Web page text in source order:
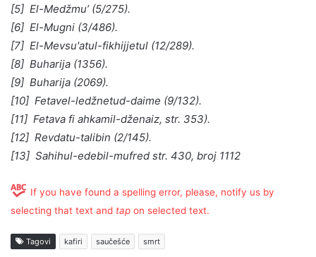
[5] El-Medžmu’ (5/275).
[6] El-Mugni (3/486).
[7] El-Mevsu'atul-fikhijjetul (12/289).
[8] Buharija (1356).
[9] Buharija (2069).
[10] Fetavel-ledžnetud-daime (9/132).
[11] Fetava fi ahkamil-dženaiz, str. 353).
[12] Revdatu-talibin (2/145).
[13] Sahihul-edebil-mufred str. 430, broj 1112
If you have found a spelling error, please, notify us by
selecting that text and tap on selected text.
Tagovi kafiri saučešće smrt